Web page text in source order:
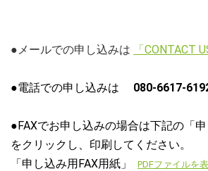
●メールでの申し込みは 「CONTACT
●電話での申し込みは 080-6617-
●FAXでお申し込みの場合は下記の「申
をクリックし、印刷してください。
「申し込み用FAX用紙」
PDFファイルを